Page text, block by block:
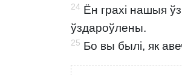
24 Ён грахі нашыя
ўздароўлены.
25 Бо вы былі, як